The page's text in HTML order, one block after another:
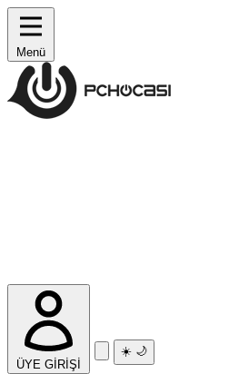
Menü
ÜYE GİRİŞİ
☀️ 🌙